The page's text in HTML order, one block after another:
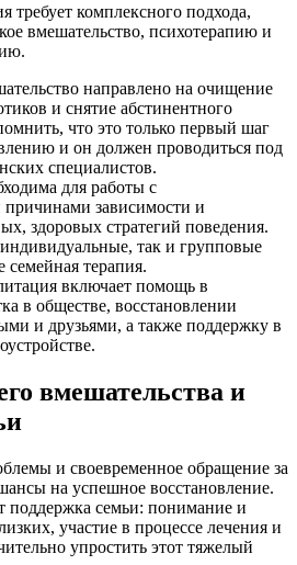
требует комплексного подхода,
вмешательство, психотерапию и
направлено на очищение
и снятие абстинентного
что это только первый шаг
и он должен проводиться под
специалистов.
для работы с
причинами зависимости и
здоровых стратегий поведения.
так и групповые
семейная терапия.
включает помощь в
в обществе, восстановлении
и друзьями, а также поддержку в
вмешательства и
и своевременное обращение за
на успешное восстановление.
поддержка семьи: понимание и
участие в процессе лечения и
упростить этот тяжелый